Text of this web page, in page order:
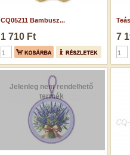
CQ05211 Bambusz...
1 710 Ft 7
Jelenleg nem rendelhető
termék